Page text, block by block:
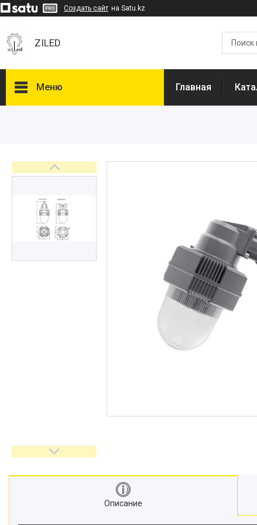
Создать сайт на Satu.kz
ZILED
Меню
ФАРЛАЙТ
NLCO
INNOLUX
О нас
Отзывы
Главная
Описание